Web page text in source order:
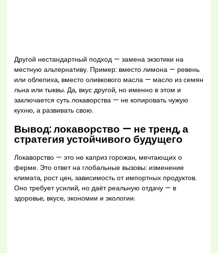
Другой нестандартный подход — замена экзотики на
местную альтернативу. Пример: вместо лимона — ревень
или облепиха, вместо оливкового масла — масло из семян
льна или тыквы. Да, вкус другой, но именно в этом и
заключается суть локаворства — не копировать чужую
кухню, а развивать свою.
Вывод: локаворство — не тренд, а
стратегия устойчивого будущего
Локаворство — это не каприз горожан, мечтающих о
ферме. Это ответ на глобальные вызовы: изменение
климата, рост цен, зависимость от импортных продуктов.
Оно требует усилий, но даёт реальную отдачу — в
здоровье, вкусе, экономии и экологии.